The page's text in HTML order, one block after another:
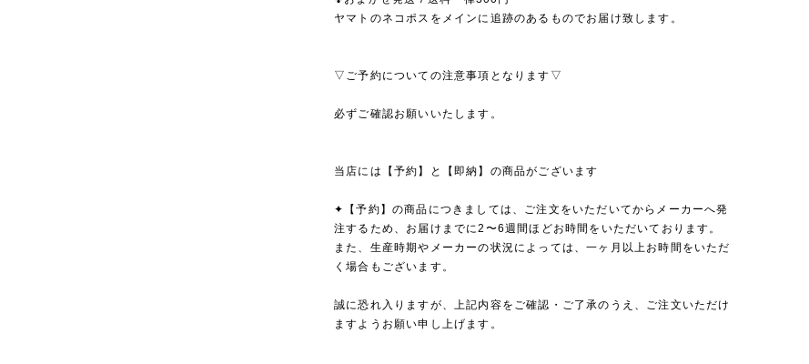
ヤマトのネコポスをメインに追跡のあるものでお届け致します。
▽ご予約についての注意事項となります▽
必ずご確認お願いいたします。
当店には【予約】と【即納】の商品がございます
✦【予約】の商品につきましては、ご注文をいただいてからメーカーへ発
注するため、お届けまでに2〜6週間ほどお時間をいただいております。
また、生産時期やメーカーの状況によっては、一ヶ月以上お時間をいただ
く場合もございます。
誠に恐れ入りますが、上記内容をご確認・ご了承のうえ、ご注文いただけ
ますようお願い申し上げます。